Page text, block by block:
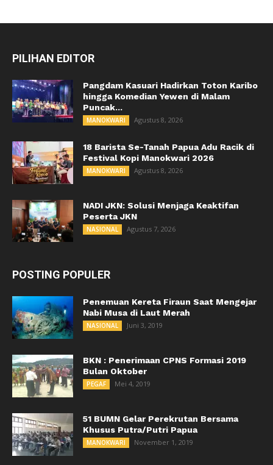
PILIHAN EDITOR
Pangdam Kasuari Hadirkan Toton Karibo
hingga Komedian Yewen di Malam
Puncak...
MANOKWARI Agustus 8, 2026
18 Barista Se-Tanah Papua Adu Racik di
Festival Kopi Manokwari 2026
MANOKWARI Agustus 8, 2026
NADI JKN: Solusi Menjaga Keaktifan
Peserta JKN
NASIONAL Agustus 7, 2026
POSTING POPULER
Penemuan Kereta Firaun Saat Mengejar
Nabi Musa di Laut Merah
NASIONAL Juni 3, 2019
BKN : Penerimaan CPNS Formasi 2019
Bulan Oktober
PEGAF Mei 4, 2019
51 BUMN Gelar Perekrutan Bersama
Khusus Putra/Putri Papua
MANOKWARI November 1, 2019